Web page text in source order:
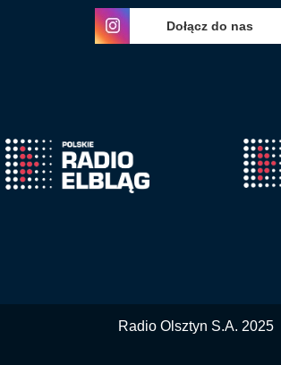
Dołącz do nas
Radio Olsztyn S.A. 2025